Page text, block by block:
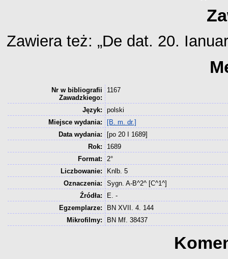
Zawiera też: „De dat. 20.
Nr w bibliografii
Zawadzkiego:
1167
Język:
polski
Miejsce wydania:
[B. m. dr.]
Data wydania:
[po 20 I 1689]
Rok:
1689
Format:
2°
Liczbowanie:
Knlb. 5
Oznaczenia:
Sygn. A-B^2^ [C^1^]
Źródła:
E. -
Egzemplarze:
BN XVII. 4. 144
Mikrofilmy:
BN Mf. 38437